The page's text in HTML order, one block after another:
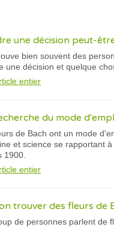
une décision peut-
bien souvent des
une décision et quelque
entier
du mode
de Bach ont un mode
et science se rapportant
1900.
entier
trouver des fleurs de
de personnes parlent de